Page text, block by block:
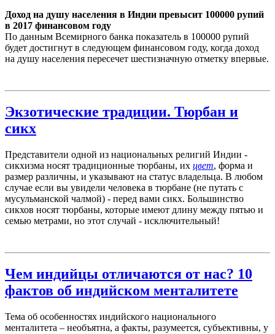
Доход на душу населения в Индии превысит 100000 рупий
в 2017 финансовом году
По данным Всемирного банка показатель в 100000 рупий
будет достигнут в следующем финансовом году, когда доход
на душу населения пересечет шестизначную отметку впервые.
Экзотические традиции. Тюрбан и
сикх
Представители одной из национальных религий Индии -
сикхизма носят традиционные тюрбаны, их цвет, форма и
размер различны, и указывают на статус владельца. В любом
случае если вы увидели человека в тюрбане (не путать с
мусульманской чалмой) - перед вами сикх. Большинство
сикхов носят тюрбаны, которые имеют длину между пятью и
семью метрами, но этот случай - исключительный!
Чем индийцы отличаются от нас? 10
фактов об индийском менталитете
Тема об особенностях индийского национального
менталитета – необъятна, а факты, разумеется, субъективны, у